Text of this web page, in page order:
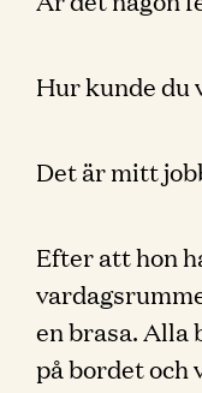
Hur kunde du
Det är mitt
Efter att hon
en brasa. Alla
på bordet och